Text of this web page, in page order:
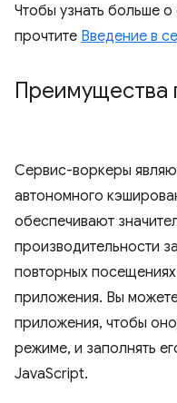
Чтобы узнать больше
прочтите Введение в
Преимущества
Сервис-воркеры
автономного
обеспечивают
производительности
повторных
приложения. Вы
приложения, чтобы
режиме, и заполнять
JavaScript.